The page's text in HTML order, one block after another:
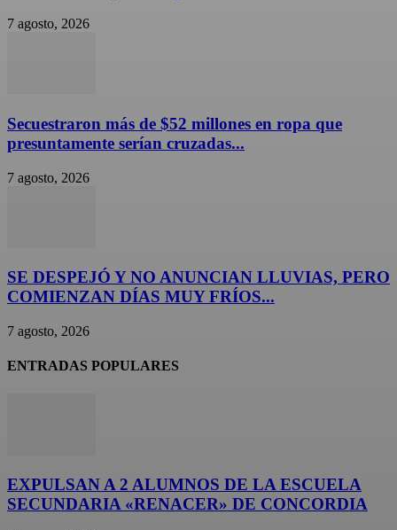
7 agosto, 2026
Secuestraron más de $52 millones en ropa que
presuntamente serían cruzadas...
7 agosto, 2026
SE DESPEJÓ Y NO ANUNCIAN LLUVIAS, PERO
COMIENZAN DÍAS MUY FRÍOS...
7 agosto, 2026
ENTRADAS POPULARES
EXPULSAN A 2 ALUMNOS DE LA ESCUELA
SECUNDARIA «RENACER» DE CONCORDIA